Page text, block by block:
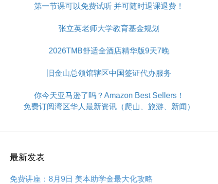
第一节课可以免费试听 并可随时退课退费！
张立英老师大学教育基金规划
2026TMB舒适全酒店精华版9天7晚
旧金山总领馆辖区中国签证代办服务
你今天亚马逊了吗？Amazon Best Sellers！
免费订阅湾区华人最新资讯（爬山、旅游、新闻）
最新发表
免费讲座：8月9日 美本助学金最大化攻略